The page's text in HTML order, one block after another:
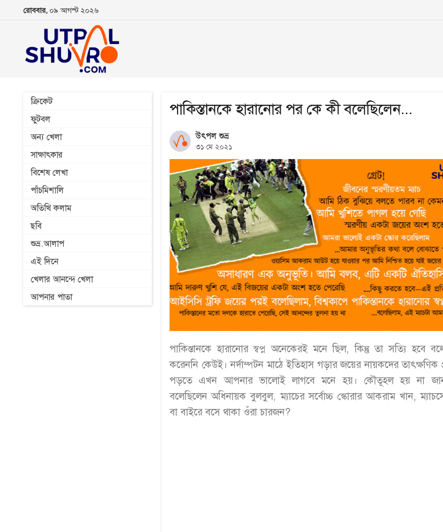
রোববার, ০৯ আগস্ট ২০২৬
ক্রিকেট
ফুটবল
অন্য খেলা
সাক্ষাৎকার
বিশেষ লেখা
পাঁচমিশালি
অতিথি কলাম
ছবি
শুভ্র.আলাপ
এই দিনে
খেলার আনন্দে খেলা
আপনার পাতা
পাকিস্তানকে হারানোর পর কে কী বলেছিলেন...
উৎপল শুভ্র
৩১ মে ২০২১
পাকিস্তানকে হারানোর স্বপ্ন অনেকেরই মনে ছিল, কিন্তু তা সত্যি হবে
করেননি কেউই। নর্দাম্পটন মাঠে ইতিহাস গড়ার জয়ের নায়কদের তাৎক্ষণিক
পড়তে এখন আপনার ভালোই লাগবে মনে হয়। কৌতূহল হয় না
বলেছিলেন অধিনায়ক বুলবুল, ম্যাচের সর্বোচ্চ স্কোরার আকরাম খান,
বা বাইরে বসে থাকা ওঁরা চারজন?